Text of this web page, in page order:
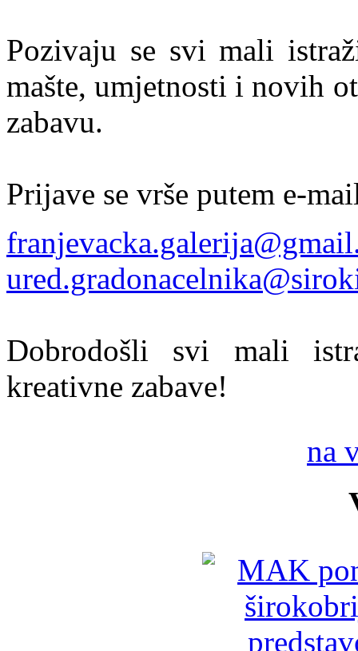
Pozivaju se svi mali
mašte, umjetnosti i novih
zabavu.
Prijave se vrše putem e-
Dobrodošli svi mali
kreativne zabave!
na